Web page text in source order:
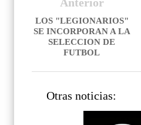
LOS "LEGIONARIOS"
SE INCORPORAN A LA
SELECCION DE
FUTBOL
Otras noticias: